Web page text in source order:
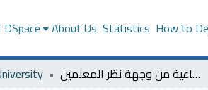
About Us Statistics How to
دور الإدارة المدرسية في تفعيل العلاقات الإنسانية في مدارس الهيئة الملكية بالجبيل الصناعية من وجهة نظر المعلمين